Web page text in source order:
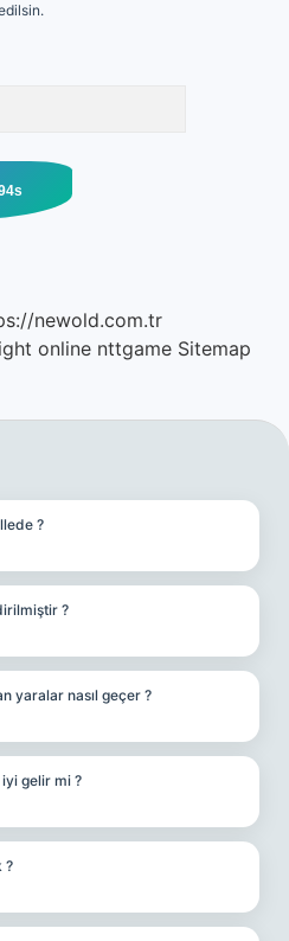
newold.com.tr
online nttgame Sitemap
?
?
yaralar nasıl geçer ?
gelir mi ?
?